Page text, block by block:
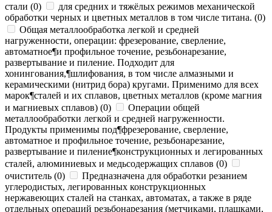
стали (0)
для средних и тяжёлых режимов механической
обработки черных и цветных металлов в том числе титана. (0)
Общая металлообработка легкой и средней
нагруженности, операции: фрезерование, сверление,
автоматное¶и профильное точение, резьбонарезание,
развертывание и пиление. Подходит для
хонингования,¶шлифования, в том числе алмазными и
керамическими (нитрид бора) кругами. Применимо для всех
марок¶сталей и их сплавов, цветных металлов (кроме магния
и магниевых сплавов) (0)
Операции общей
металлообработки легкой и средней нагруженности.
Продукты применимы под¶фрезерование, сверление,
автоматное и профильное точение, резьбонарезание,
развертывание и пиление¶конструкционных и легированных
сталей, алюминиевых и медьсодержащих сплавов (0)
очиститель (0)
Предназначена для обработки резанием
углеродистых, легированных конструкционных
нержавеющих сталей на станках, автоматах, а также в ряде
отдельных операций резьбонарезания (метчиками, плашками,